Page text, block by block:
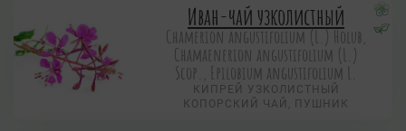
Иван-чай узколистный
Chamerion angustifolium (L.) Holub,
Chamaenerion angustifolium (L.)
Scop., Epilobium angustifolium L.
КИПРЕЙ УЗКОЛИСТНЫЙ
КОПОРСКИЙ ЧАЙ, ПУШНИК